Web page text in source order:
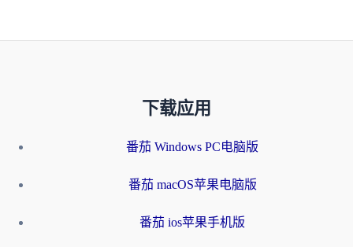
下载应用
番茄 Windows PC电脑版
番茄 macOS苹果电脑版
番茄 ios苹果手机版